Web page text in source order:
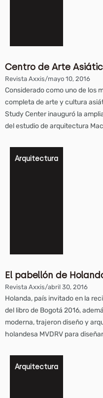
Centro de Arte
Revista Axxis/mayo 10, 2016
Considerado como uno de los
completa de arte y cultura
Study Center inauguró la
del estudio de arquitectura
Arquitectura
El pabellón de
Revista Axxis/abril 30, 2016
Holanda, país invitado en la
del libro de Bogotá 2016,
moderna, trajeron diseño y
holandesa MVDRV para
Arquitectura